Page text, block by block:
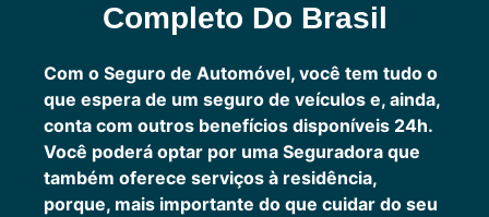
Completo Do Brasil
Com o Seguro de Automóvel, você tem tudo o
que espera de um seguro de veículos e, ainda,
conta com outros benefícios disponíveis 24h.
Você poderá optar por uma Seguradora que
também oferece serviços à residência,
porque, mais importante do que cuidar do seu